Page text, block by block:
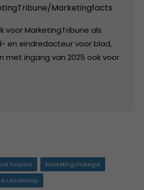
Marketingfacts
voor MarketingTribune als
en eindredacteur voor blad,
met ingang van 2025 ook voor
Purpose
Marketingstrategie
& Leadership